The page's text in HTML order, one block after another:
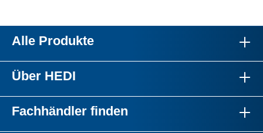
Alle Produkte
Über HEDI
Fachhändler finden